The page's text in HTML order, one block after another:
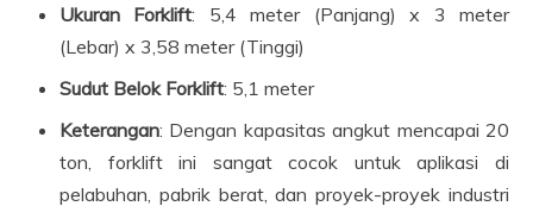
Ukuran Forklift: 5,4 meter (Panjang) x 3 meter
(Lebar) x 3,58 meter (Tinggi)
Sudut Belok Forklift: 5,1 meter
Keterangan: Dengan kapasitas angkut mencapai 20
ton, forklift ini sangat cocok untuk aplikasi di
pelabuhan, pabrik berat, dan proyek-proyek industri